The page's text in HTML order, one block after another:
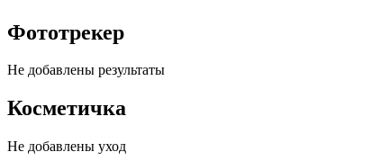
Фототрекер
Не добавлены результаты
Косметичка
Не добавлены уход